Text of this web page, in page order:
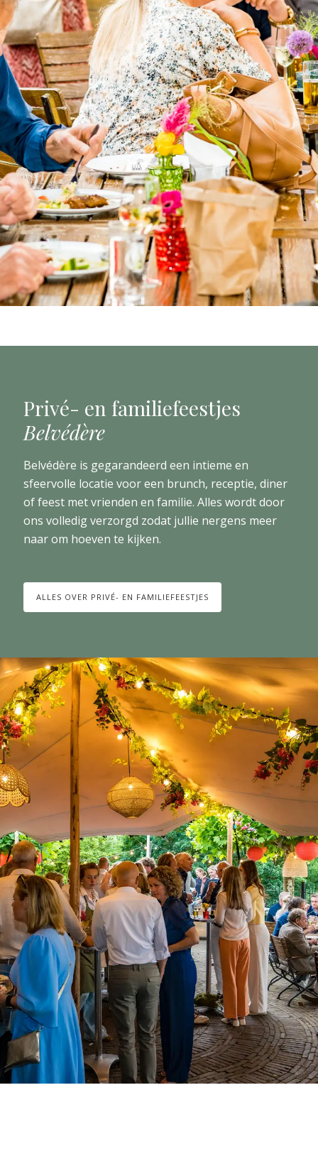
Privé- en familiefeestjes
Belvédère
Belvédère is gegarandeerd een intieme en
sfeervolle locatie voor een brunch, receptie, diner
of feest met vrienden en familie. Alles wordt door
ons volledig verzorgd zodat jullie nergens meer
naar om hoeven te kijken.
ALLES OVER PRIVÉ- EN FAMILIEFEESTJES